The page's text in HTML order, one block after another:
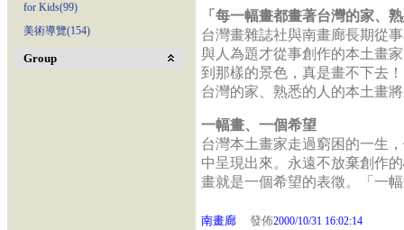
for Kids(99)
美術導覽(154)
Group
「每一幅畫都畫著台灣的家、
台灣畫雜誌社與南畫廊長期從
與人為題才從事創作的本土畫
到那樣的景色，真是畫不下去
台灣的家、熟悉的人的本土畫
一幅畫、一個希望
台灣本土畫家走過窮困的一生
中呈現出來。永遠不放棄創作
畫就是一個希望的表徵。「一
南畫廊 發佈2000/10/31 16:02:14